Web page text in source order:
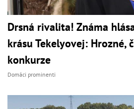
Drsná rivalita! Známa
krásu Tekelyovej: Hrozné,
konkurze
Domáci prominenti